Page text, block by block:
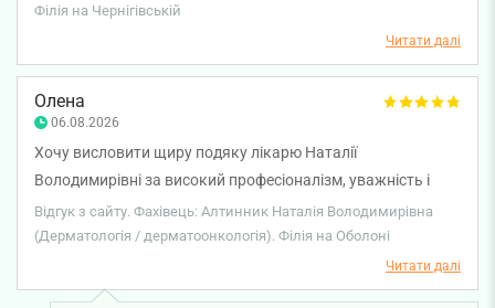
лякаючи але попереджаючи про наслідки. Операція
Філія на Чернігівській
Читати далі
Олена
06.08.2026
Хочу висловити щиру подяку лікарю Наталії
Володимирівні за високий професіоналізм, уважність і
відповідальний підхід до пацієнта. Після консультацій у
кількох фахівців саме вона змогла встановити точний
діагноз, детально пояснила причини мого стану та
призначила ефективне лікування. Рекомендую цього
Відгук з сайту. Фахівець: Алтинник Наталія Володимирівна
(Дерматологія / дерматоонкологія). Філія на Оболоні
Читати далі